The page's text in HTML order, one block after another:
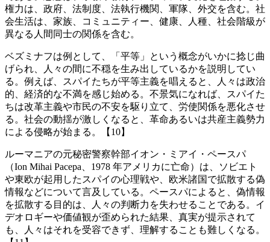
権力は、政府、法制度、法執行機関、軍隊、外交を含む。社
会生活は、家族、コミュニティー、健康、人種、社会階級が
異なる人間同士の関係を含む。
ベズミナフは例として、「平等」という概念がいかに捻じ曲
げられ、人々の間に不穏を生み出しているかを説明してい
る。例えば、スパイたちが平等主義を唱えると、人々は政治
的、経済的な不満を感じ始める。不景気になれば、スパイた
ちは改革主義や市民の不安を駆り立て、労使関係を悪化させ
る。社会の動揺が激しくなると、革命あるいは共産主義勢力
による侵略が始まる。【10】
ルーマニアの元秘密警察幹部イオン・ミアイ・ペースパ
（Ion Mihai Pacepa、1978 年アメリカに亡命）は、ソビエト
や東欧が起用したスパイの心理戦や、欧米諸国で拡散する偽
情報などについて言及している。ペースパによると、偽情報
を拡散する目的は、人々の判断力を失わせることである。イ
デオロギーや価値観が歪められた結果、真実が提示されて
も、人々はそれを受容できず、理解することも難しくなる。